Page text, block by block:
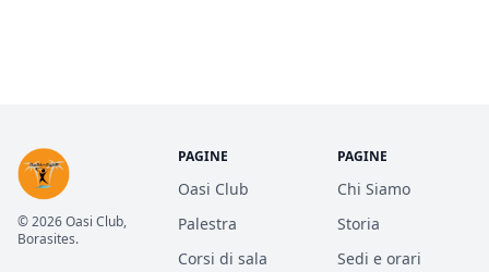
© 2026 Oasi Club,
Borasites.
PAGINE
Oasi Club
Palestra
Corsi di sala
PAGINE
Chi Siamo
Storia
Sedi e orari